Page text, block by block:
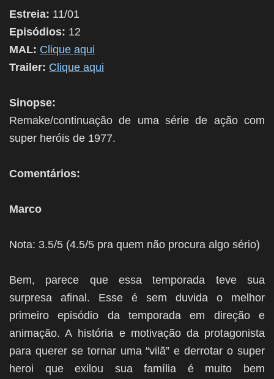
Estreia: 11/01
Episódios: 12
MAL: Clique aqui
Trailer: Clique aqui
Sinopse:
Remake/continuação de uma série de ação com
super heróis de 1977.
Comentários:
Marco
Nota: 3.5/5 (4.5/5 pra quem não procura algo sério)
Bem, parece que essa temporada teve sua
surpresa afinal. Esse é sem duvida o melhor
primeiro episódio da temporada em direção e
animação. A história e motivação da protagonista
para querer se tornar uma “vilã” e derrotar o super
heroi que exilou sua família é muito bem